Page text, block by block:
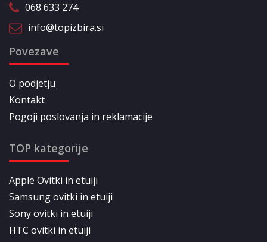
068 633 274
info@topizbira.si
Povezave
O podjetju
Kontakt
Pogoji poslovanja in reklamacije
TOP kategorije
Apple Ovitki in etuiji
Samsung ovitki in etuiji
Sony ovitki in etuiji
HTC ovitki in etuiji